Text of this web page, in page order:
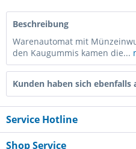
Beschreibung
Warenautomat mit
den Kaugummis kamen die...
Kunden haben sich ebenfalls
Service Hotline
Shop Service